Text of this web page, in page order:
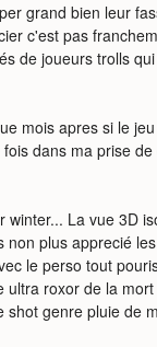
grand bien leur
c'est pas
de joueurs trolls
mois apres si le
dans ma prise
La vue 3D
plus apprecié
le perso tout
roxor de la
genre pluie de